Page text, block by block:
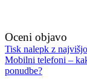
Oceni objavo
Navigacija
prispevka
Tisk nalepk z
Mobilni telefoni –
ponudbe?